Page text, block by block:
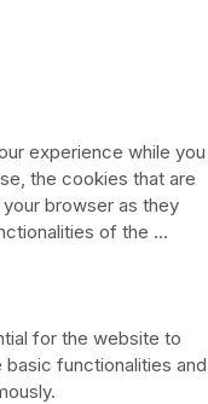
experience while you
the cookies that are
browser as they
of the ...
for the website to
functionalities and